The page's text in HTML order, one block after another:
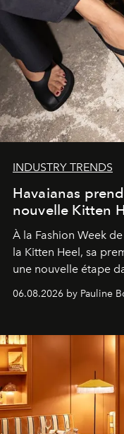
INDUSTRY TRENDS
Havaianas
nouvelle Kitten
À la Fashion Week
la Kitten Heel, sa
une nouvelle étape
06.08.2026 by Pauline